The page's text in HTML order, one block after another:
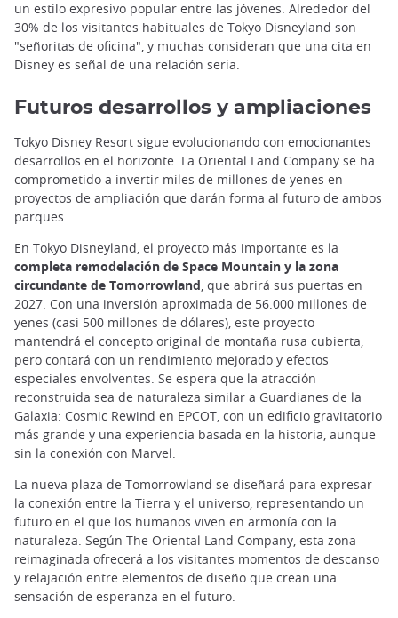
un estilo expresivo popular entre las jóvenes. Alrededor del
30% de los visitantes habituales de Tokyo Disneyland son
"señoritas de oficina", y muchas consideran que una cita en
Disney es señal de una relación seria.
Futuros desarrollos y ampliaciones
Tokyo Disney Resort sigue evolucionando con emocionantes
desarrollos en el horizonte. La Oriental Land Company se ha
comprometido a invertir miles de millones de yenes en
proyectos de ampliación que darán forma al futuro de ambos
parques.
En Tokyo Disneyland, el proyecto más importante es la
completa remodelación de Space Mountain y la zona
circundante de Tomorrowland, que abrirá sus puertas en
2027. Con una inversión aproximada de 56.000 millones de
yenes (casi 500 millones de dólares), este proyecto
mantendrá el concepto original de montaña rusa cubierta,
pero contará con un rendimiento mejorado y efectos
especiales envolventes. Se espera que la atracción
reconstruida sea de naturaleza similar a Guardianes de la
Galaxia: Cosmic Rewind en EPCOT, con un edificio gravitatorio
más grande y una experiencia basada en la historia, aunque
sin la conexión con Marvel.
La nueva plaza de Tomorrowland se diseñará para expresar
la conexión entre la Tierra y el universo, representando un
futuro en el que los humanos viven en armonía con la
naturaleza. Según The Oriental Land Company, esta zona
reimaginada ofrecerá a los visitantes momentos de descanso
y relajación entre elementos de diseño que crean una
sensación de esperanza en el futuro.